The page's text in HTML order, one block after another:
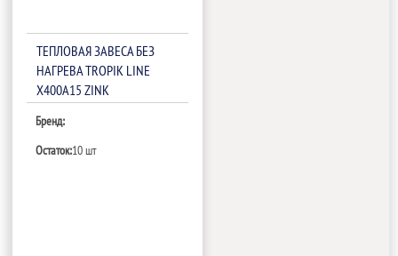
ТЕПЛОВАЯ ЗАВЕСА БЕЗ
НАГРЕВА TROPIK LINE
Х400A15 ZINK
Бренд:
Остаток:10 шт